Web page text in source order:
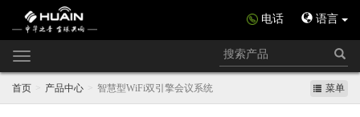
电话 语言
Toggle
navigation
首页 产品中心 智慧型WiFi双引擎会议系统 菜单